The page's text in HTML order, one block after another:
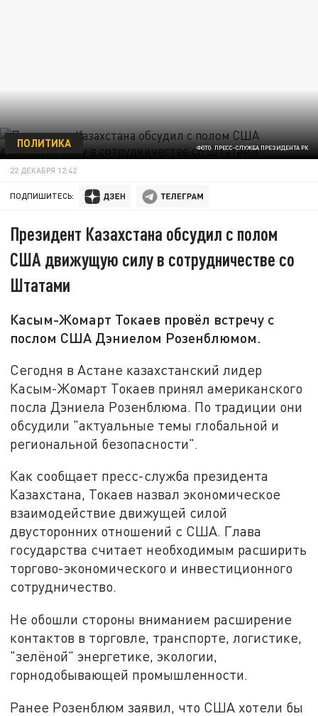
ФОТО: ПРЕСС-СЛУЖБА ПРЕЗИДЕНТА РК
ПОЛИТИКА
22 ДЕКАБРЯ 12:42
ПОДПИШИТЕСЬ:
Президент Казахстана обсудил с полом
США движущую силу в сотрудничестве со
Штатами
Касым-Жомарт Токаев провёл встречу с
послом США Дэниелом Розенблюмом.
Сегодня в Астане казахстанский лидер
Касым-Жомарт Токаев принял американского
посла Дэниела Розенблюма. По традиции они
обсудили "актуальные темы глобальной и
региональной безопасности".
Как сообщает пресс-служба президента
Казахстана, Токаев назвал экономическое
взаимодействие движущей силой
двусторонних отношений с США. Глава
государства считает необходимым расширить
торгово-экономического и инвестиционного
сотрудничество.
Н️е обошли стороны вниманием расширение
контактов в торговле, транспорте, логистике,
"зелёной" энергетике, экологии,
горнодобывающей промышленности.
Ранее Розенблюм заявил, что США хотели бы